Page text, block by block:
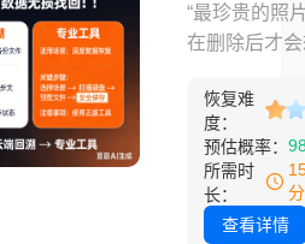
和创作者都
会。
片误删除如
复？教你几
无损找回！!
“最珍贵的照
在删除后才
小心把拍摄
天的素材删了
清空回收站
里面有重要
……作为从事
恢复难
度：
预估概率：
所需时
长：
查看详情